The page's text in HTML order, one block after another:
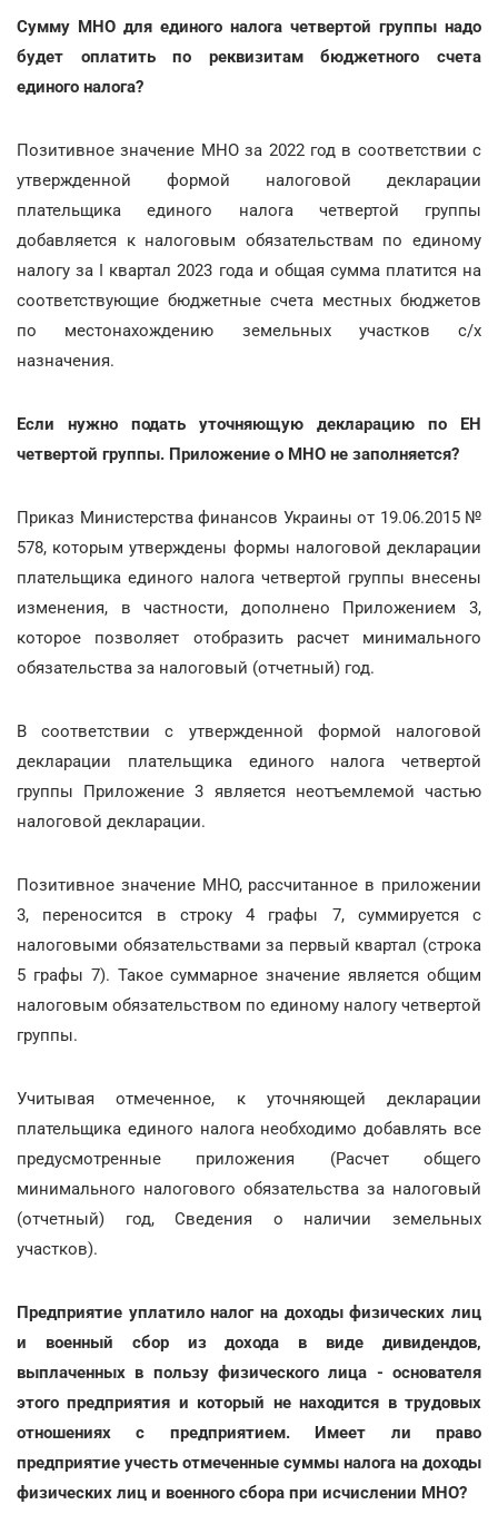
Сумму МНО для единого налога четвертой группы надо
будет оплатить по реквизитам бюджетного счета
единого налога?
Позитивное значение МНО за 2022 год в соответствии с
утвержденной формой налоговой декларации
плательщика единого налога четвертой группы
добавляется к налоговым обязательствам по единому
налогу за I квартал 2023 года и общая сумма платится на
соответствующие бюджетные счета местных бюджетов
по местонахождению земельных участков с/х
назначения.
Если нужно подать уточняющую декларацию по ЕН
четвертой группы. Приложение о МНО не заполняется?
Приказ Министерства финансов Украины от 19.06.2015 №
578, которым утверждены формы налоговой декларации
плательщика единого налога четвертой группы внесены
изменения, в частности, дополнено Приложением 3,
которое позволяет отобразить расчет минимального
обязательства за налоговый (отчетный) год.
В соответствии с утвержденной формой налоговой
декларации плательщика единого налога четвертой
группы Приложение 3 является неотъемлемой частью
налоговой декларации.
Позитивное значение МНО, рассчитанное в приложении
3, переносится в строку 4 графы 7, суммируется с
налоговыми обязательствами за первый квартал (строка
5 графы 7). Такое суммарное значение является общим
налоговым обязательством по единому налогу четвертой
группы.
Учитывая отмеченное, к уточняющей декларации
плательщика единого налога необходимо добавлять все
предусмотренные приложения (Расчет общего
минимального налогового обязательства за налоговый
(отчетный) год, Сведения о наличии земельных
участков).
Предприятие уплатило налог на доходы физических лиц
и военный сбор из дохода в виде дивидендов,
выплаченных в пользу физического лица - основателя
этого предприятия и который не находится в трудовых
отношениях с предприятием. Имеет ли право
предприятие учесть отмеченные суммы налога на доходы
физических лиц и военного сбора при исчислении МНО?